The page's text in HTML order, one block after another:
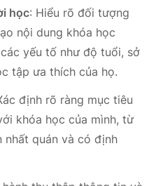
học: Hiểu rõ đối tượng
nội dung khóa học
yếu tố như độ tuổi, sở
tập ưa thích của họ.
định rõ ràng mục tiêu
khóa học của mình, từ
quán và có định